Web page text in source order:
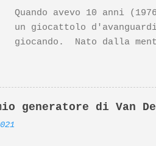
Quando avevo 10 anni
un giocattolo
giocando. Nato dalla
internazionali. Il
da Dieter Rams, sono
molto poco noto su
Arduino, in questo video:
generatore di Van